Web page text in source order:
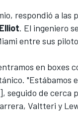
respondió a las
. El ingeniero
entre sus
en boxes
"Estábamos
seguido de cerca
Valtteri y